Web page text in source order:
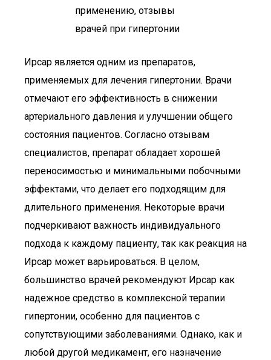
Ирсар является одним из препаратов,
применяемых для лечения гипертонии. Врачи
отмечают его эффективность в снижении
артериального давления и улучшении общего
состояния пациентов. Согласно отзывам
специалистов, препарат обладает хорошей
переносимостью и минимальными побочными
эффектами, что делает его подходящим для
длительного применения. Некоторые врачи
подчеркивают важность индивидуального
подхода к каждому пациенту, так как реакция на
Ирсар может варьироваться. В целом,
большинство врачей рекомендуют Ирсар как
надежное средство в комплексной терапии
гипертонии, особенно для пациентов с
сопутствующими заболеваниями. Однако, как и
любой другой медикамент, его назначение